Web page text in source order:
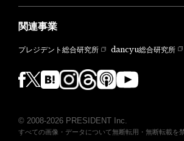
関連事業
プレジデント総合研究所 dancyu総合研究所
© 2008-2026 PRESIDENT Inc.
すべての画像・データについて無断転用・無断転載を